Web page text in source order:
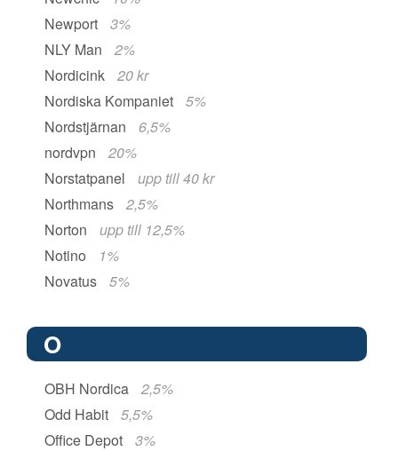
Newport
3%
NLY Man
2%
Nordicink
20 kr
Nordiska Kompaniet
5%
Nordstjärnan
6,5%
nordvpn
20%
Norstatpanel
upp till 40 kr
Northmans
2,5%
Norton
upp till 12,5%
Notino
1%
Novatus
5%
O
OBH Nordica
2,5%
Odd Habit
5,5%
Office Depot
3%